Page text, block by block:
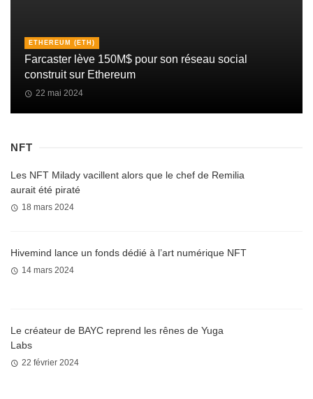
ETHEREUM (ETH)
Farcaster lève 150M$ pour son réseau social
construit sur Ethereum
22 mai 2024
NFT
Les NFT Milady vacillent alors que le chef de Remilia
aurait été piraté
18 mars 2024
Hivemind lance un fonds dédié à l’art numérique NFT
14 mars 2024
Le créateur de BAYC reprend les rênes de Yuga
Labs
22 février 2024